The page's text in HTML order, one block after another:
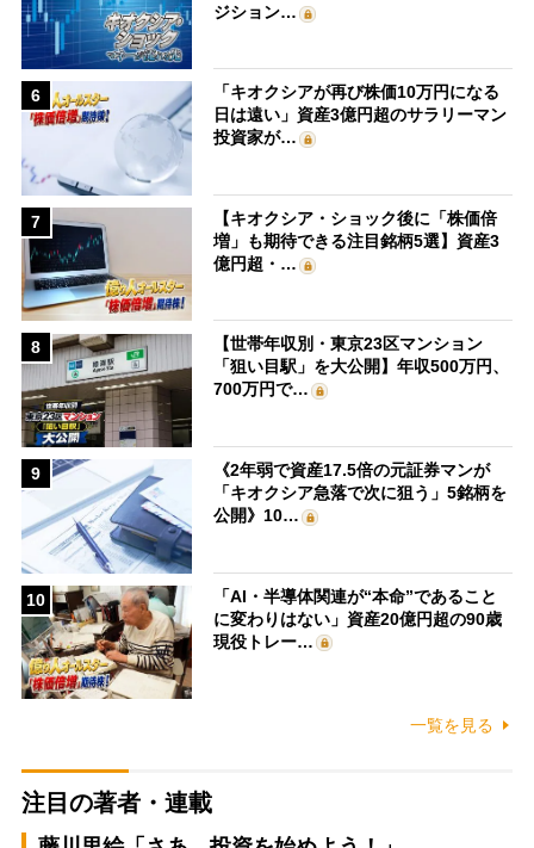
ジション…
6
「キオクシアが再び株価10万円になる
日は遠い」資産3億円超のサラリーマン
投資家が…
7
【キオクシア・ショック後に「株価倍
増」も期待できる注目銘柄5選】資産3
億円超・…
8
【世帯年収別・東京23区マンション
「狙い目駅」を大公開】年収500万円、
700万円で…
9
《2年弱で資産17.5倍の元証券マンが
「キオクシア急落で次に狙う」5銘柄を
公開》10…
10
「AI・半導体関連が“本命”であること
に変わりはない」資産20億円超の90歳
現役トレー…
一覧を見る
注目の著者・連載